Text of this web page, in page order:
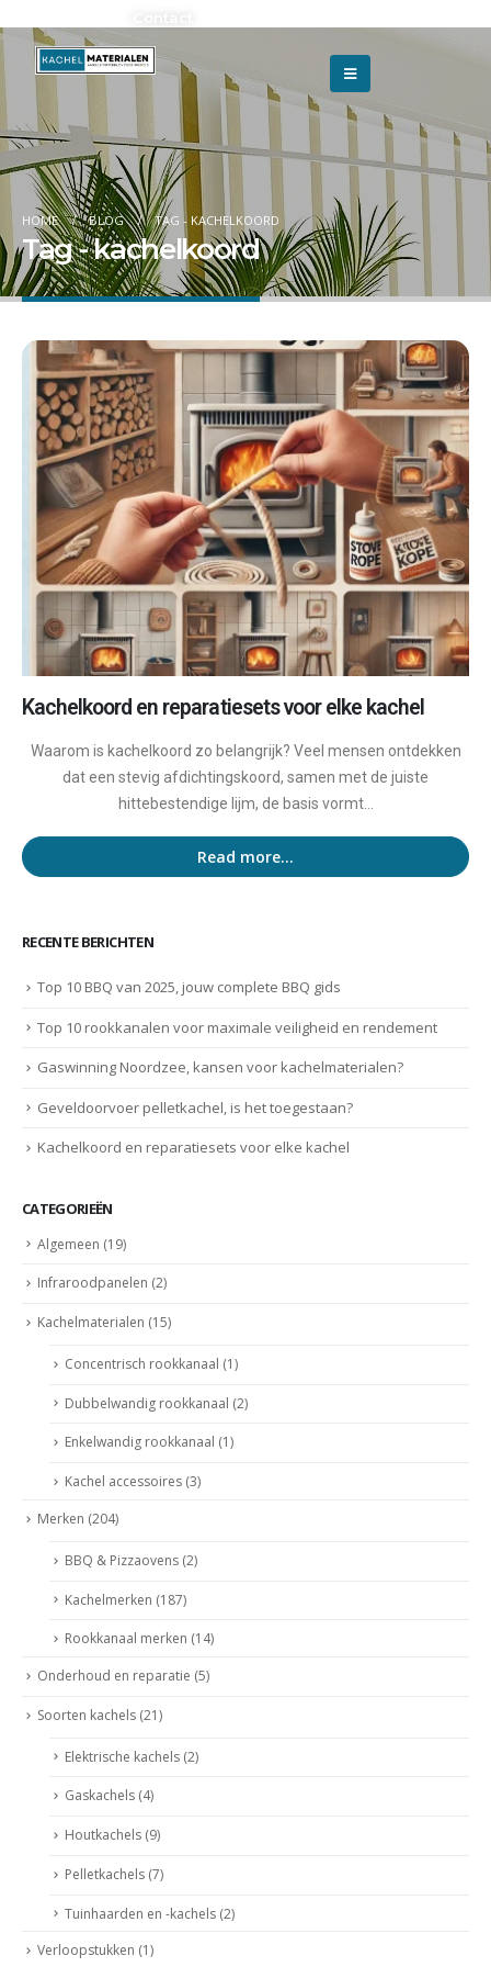
HOME BLOG TAG - KACHELKOORD
Tag - kachelkoord
Kachelkoord en reparatiesets voor elke kachel
Waarom is kachelkoord zo belangrijk? Veel mensen ontdekken
dat een stevig afdichtingskoord, samen met de juiste
hittebestendige lijm, de basis vormt...
Read more...
RECENTE BERICHTEN
Top 10 BBQ van 2025, jouw complete BBQ gids
Top 10 rookkanalen voor maximale veiligheid en rendement
Gaswinning Noordzee, kansen voor kachelmaterialen?
Geveldoorvoer pelletkachel, is het toegestaan?
Kachelkoord en reparatiesets voor elke kachel
CATEGORIEËN
Algemeen (19)
Infraroodpanelen (2)
Kachelmaterialen (15)
Concentrisch rookkanaal (1)
Dubbelwandig rookkanaal (2)
Enkelwandig rookkanaal (1)
Kachel accessoires (3)
Merken (204)
BBQ & Pizzaovens (2)
Kachelmerken (187)
Rookkanaal merken (14)
Onderhoud en reparatie (5)
Soorten kachels (21)
Elektrische kachels (2)
Gaskachels (4)
Houtkachels (9)
Pelletkachels (7)
Tuinhaarden en -kachels (2)
Verloopstukken (1)